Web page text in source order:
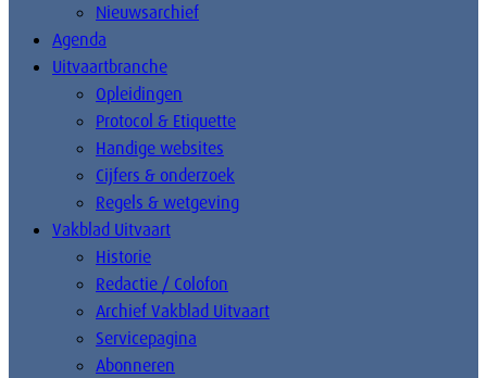
Nieuwsarchief
Agenda
Uitvaartbranche
Opleidingen
Protocol & Etiquette
Handige websites
Cijfers & onderzoek
Regels & wetgeving
Vakblad Uitvaart
Historie
Redactie / Colofon
Archief Vakblad Uitvaart
Servicepagina
Abonneren